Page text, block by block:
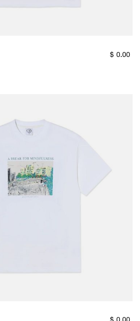
$ 0.00
$ 0.00